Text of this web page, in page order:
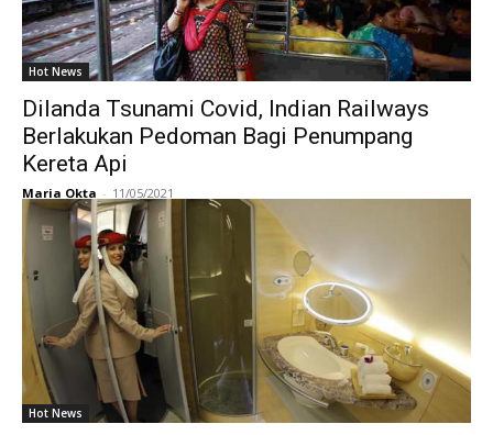
Hot News
Dilanda Tsunami Covid, Indian Railways
Berlakukan Pedoman Bagi Penumpang
Kereta Api
Maria Okta - 11/05/2021
Hot News